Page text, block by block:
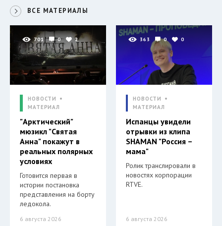
ВСЕ МАТЕРИАЛЫ
701 0 2
НОВОСТИ
МАТЕРИАЛ
"Арктический"
мюзикл "Святая
Анна" покажут в
реальных полярных
условиях
Готовится первая в
истории постановка
представления на борту
ледокола.
6 августа 2026
363 0 0
НОВОСТИ
МАТЕРИАЛ
Испанцы увидели
отрывки из клипа
SHAMAN "Россия –
мама"
Ролик транслировали в
новостях корпорации
RTVE.
6 августа 2026